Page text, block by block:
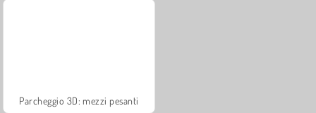
Parcheggio 3D: mezzi pesanti